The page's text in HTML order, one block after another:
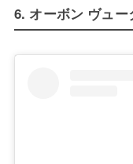
6. オーボン ヴュー